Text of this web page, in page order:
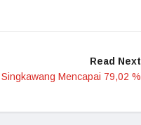
Read Next
Mencapai 79,02 %